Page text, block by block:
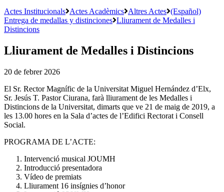
Actes Institucionals Actes Acadèmics Altres Actes (Español)
Entrega de medallas y distinciones Lliurament de Medalles i
Distincions
Lliurament de Medalles i Distincions
20 de febrer 2026
El Sr. Rector Magnífic de la Universitat Miguel Hernández d’Elx,
Sr. Jesús T. Pastor Ciurana, farà lliurament de les Medalles i
Distincions de la Universitat, dimarts que ve 21 de maig de 2019, a
les 13.00 hores en la Sala d’actes de l’Edifici Rectorat i Consell
Social.
PROGRAMA DE L’ACTE:
Intervenció musical JOUMH
Introducció presentadora
Vídeo de premiats
Lliurament 16 insígnies d’honor